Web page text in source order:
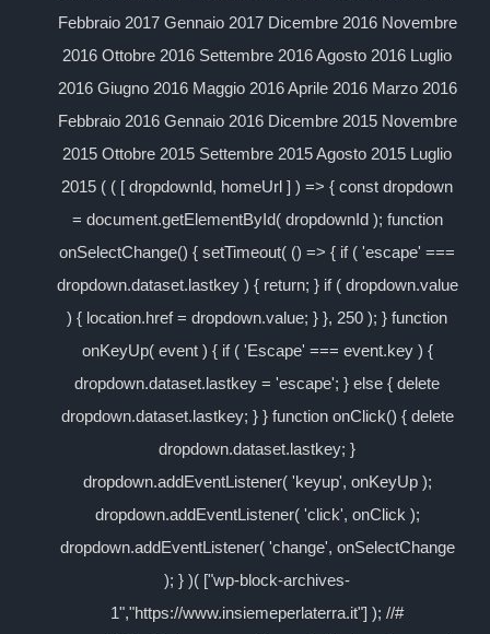
Febbraio 2017 Gennaio 2017 Dicembre 2016 Novembre
2016 Ottobre 2016 Settembre 2016 Agosto 2016 Luglio
2016 Giugno 2016 Maggio 2016 Aprile 2016 Marzo 2016
Febbraio 2016 Gennaio 2016 Dicembre 2015 Novembre
2015 Ottobre 2015 Settembre 2015 Agosto 2015 Luglio
2015 ( ( [ dropdownId, homeUrl ] ) => { const dropdown
= document.getElementById( dropdownId ); function
onSelectChange() { setTimeout( () => { if ( 'escape' ===
dropdown.dataset.lastkey ) { return; } if ( dropdown.value
) { location.href = dropdown.value; } }, 250 ); } function
onKeyUp( event ) { if ( 'Escape' === event.key ) {
dropdown.dataset.lastkey = 'escape'; } else { delete
dropdown.dataset.lastkey; } } function onClick() { delete
dropdown.dataset.lastkey; }
dropdown.addEventListener( 'keyup', onKeyUp );
dropdown.addEventListener( 'click', onClick );
dropdown.addEventListener( 'change', onSelectChange
); } )( ["wp-block-archives-
1","https://www.insiemeperlaterra.it"] ); //#